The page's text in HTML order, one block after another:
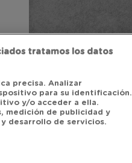
tratamos los datos
precisa. Analizar
para su identificación.
y/o acceder a ella.
medición de publicidad y
desarrollo de servicios.